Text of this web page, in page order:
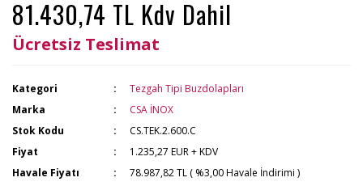
81.430,74 TL Kdv Dahil
Ücretsiz Teslimat
Kategori
Tezgah Tipi Buzdolapları
Marka
CSA İNOX
Stok Kodu
CS.TEK.2.600.C
Fiyat
1.235,27 EUR + KDV
Havale Fiyatı
78.987,82 TL ( %3,00 Havale İndirimi )